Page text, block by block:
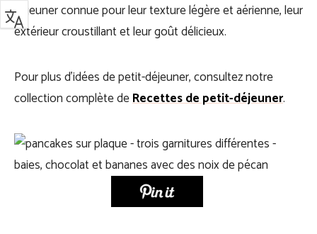
déjeuner connue pour leur texture légère et aérienne, leur
extérieur croustillant et leur goût délicieux.
Pour plus d’idées de petit-déjeuner, consultez notre
collection complète deRecettes de petit-déjeuner.